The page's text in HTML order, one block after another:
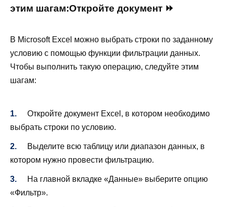
этим шагам:Откройте документ ⏩
В Microsoft Excel можно выбрать строки по заданному
условию с помощью функции фильтрации данных.
Чтобы выполнить такую операцию, следуйте этим
шагам:
Откройте документ Excel, в котором необходимо
выбрать строки по условию.
Выделите всю таблицу или диапазон данных, в
котором нужно провести фильтрацию.
На главной вкладке «Данные» выберите опцию
«Фильтр».